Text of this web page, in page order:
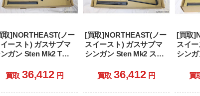
取]NORTHEAST(ノー
ースト) ガスサブマ
ガン Sten Mk2 T型
MKII/Long
SMG-005)
歳以上専用)
買取 36,412 円
[買取]NORTHEAST(ノー
スイースト) ガスサブマ
シンガン Sten Mk2 スケ
ービン GBB(Chinese
Contract)(NEA-SMG-
006) (18歳以上専用)
買取 36,412 円
[買取
スイ
シン
ン
(NEA-
買